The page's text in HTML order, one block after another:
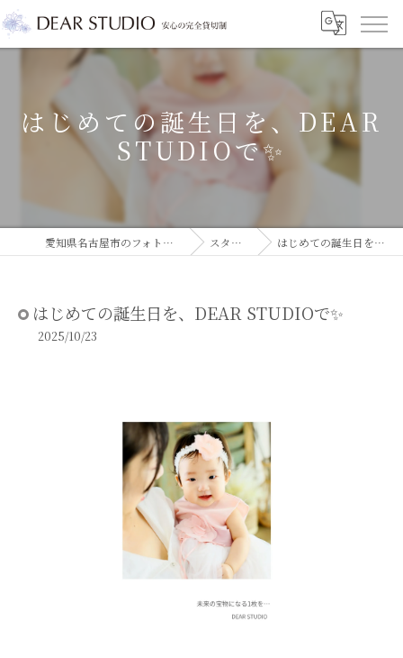
はじめての誕生日を、DEAR
STUDIOで✨️
愛知県名古屋市のフォトスタジオならDEAR STUDIO スタジオコラム はじめての誕生日を、DEAR STUDIOで✨️
はじめての誕生日を、DEAR STUDIOで✨️
2025/10/23